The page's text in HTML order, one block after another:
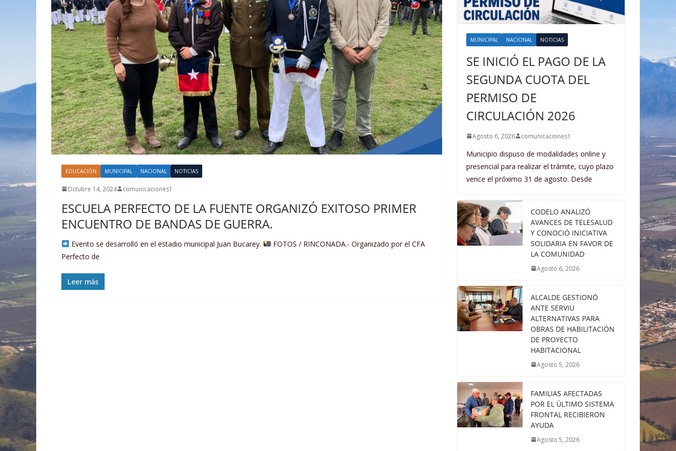
EDUCACIÓN MUNICIPAL NACIONAL NOTICIAS
Octubre 14, 2024 comunicaciones1
ESCUELA PERFECTO DE LA FUENTE ORGANIZÓ EXITOSO PRIMER
ENCUENTRO DE BANDAS DE GUERRA.
Evento se desarrolló en el estadio municipal Juan Bucarey.
FOTOS / RINCONADA.- Organizado por el CFA
Perfecto de
Leer más
MUNICIPAL NACIONAL NOTICIAS
SE INICIÓ EL PAGO DE LA
SEGUNDA CUOTA DEL
PERMISO DE
CIRCULACIÓN 2026
Agosto 6, 2026 comunicaciones1
Municipio dispuso de modalidades online y
presencial para realizar el trámite, cuyo plazo
vence el próximo 31 de agosto. Desde
CODELO ANALIZÓ
AVANCES DE TELESALUD
Y CONOCIÓ INICIATIVA
SOLIDARIA EN FAVOR DE
LA COMUNIDAD
Agosto 6, 2026
ALCALDE GESTIONÓ
ANTE SERVIU
ALTERNATIVAS PARA
OBRAS DE HABILITACIÓN
DE PROYECTO
HABITACIONAL
Agosto 5, 2026
FAMILIAS AFECTADAS
POR EL ÚLTIMO SISTEMA
FRONTAL RECIBIERON
AYUDA
Agosto 5, 2026